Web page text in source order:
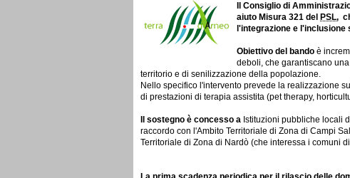
Il Consiglio di
aiuto Misura 321 del PSL,
l'integrazione e l'inclusione
Obiettivo del bando è
deboli, che garantiscano
territorio e di senilizzazione della popolazione.
Nello specifico l'intervento prevede la realizzazione
di prestazioni di terapia assistita (pet therapy,
Il sostegno è concesso a Istituzioni pubbliche locali
raccordo con l'Ambito Territoriale di Zona di Campi
Territoriale di Zona di Nardò (che interessa i comuni